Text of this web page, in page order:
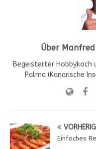
Über
Begeisterter Hobbykoch
Palma (Kanarische
Einfaches